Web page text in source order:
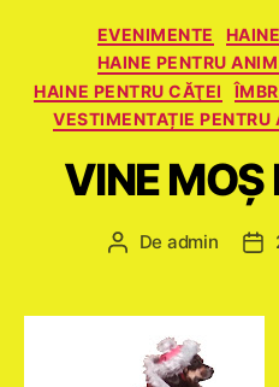
EVENIMENTE
HAINE PENTRU
HAINE PENTRU CĂŢEI
VESTIMENTAȚIE
VINE MOŞ
Autor
De admin